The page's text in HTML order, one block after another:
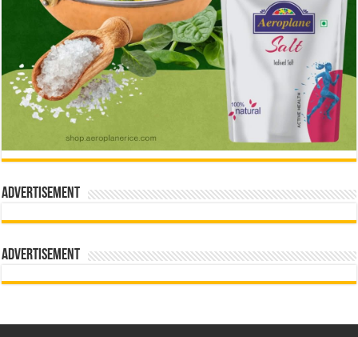
Advertisement
Advertisement